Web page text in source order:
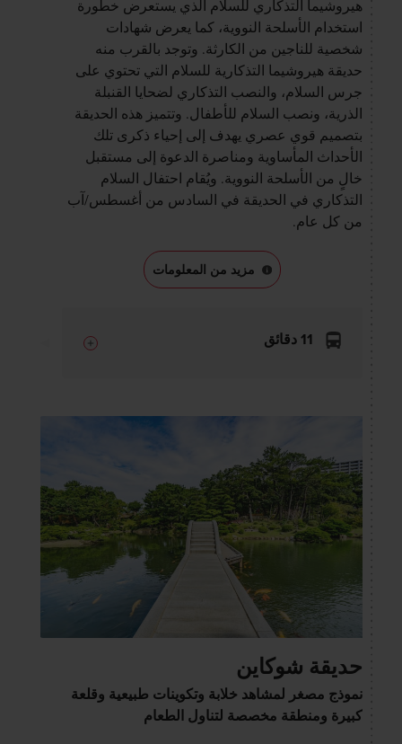
هيروشيما التذكاري للسلام الذي يستعرض خطورة
استخدام الأسلحة النووية، كما يعرض شهادات
شخصية للناجين من الكارثة. وتوجد بالقرب منه
حديقة هيروشيما التذكارية للسلام التي تحتوي على
جرس السلام، والنصب التذكاري لضحايا القنبلة
الذرية، ونصب السلام للأطفال. وتتميز هذه الحديقة
بتصميم قوي عصري يهدف إلى إحياء ذكرى تلك
الأحداث المأساوية ومناصرة الدعوة إلى مستقبل
خالٍ من الأسلحة النووية. ويُقام احتفال السلام
التذكاري في الحديقة في السادس من أغسطس/آب
من كل عام.
مزيد من المعلومات
11 دقائق
حديقة شوكاين
نموذج مصغر لمشاهد خلابة وتكوينات طبيعية وقلعة
كبيرة ومنطقة مخصصة لتناول الطعام